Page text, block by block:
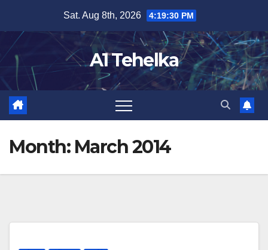
content
Sat. Aug 8th, 2026 4:19:30 PM
A1 Tehelka
Month: March 2014